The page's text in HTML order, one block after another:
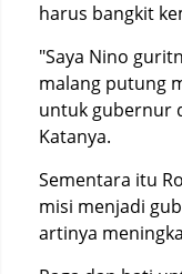
harus bangkit
"Saya Nino
malang putung
untuk gubernur
Katanya.
Sementara itu
misi menjadi
artinya